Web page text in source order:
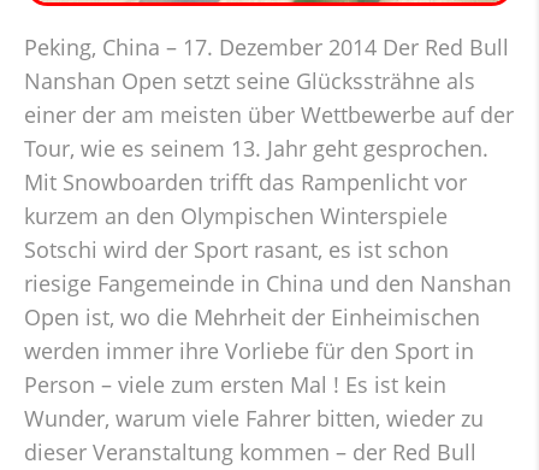
Peking, China – 17. Dezember 2014 Der Red Bull
Nanshan Open setzt seine Glückssträhne als
einer der am meisten über Wettbewerbe auf der
Tour, wie es seinem 13. Jahr geht gesprochen.
Mit Snowboarden trifft das Rampenlicht vor
kurzem an den Olympischen Winterspiele
Sotschi wird der Sport rasant, es ist schon
riesige Fangemeinde in China und den Nanshan
Open ist, wo die Mehrheit der Einheimischen
werden immer ihre Vorliebe für den Sport in
Person – viele zum ersten Mal ! Es ist kein
Wunder, warum viele Fahrer bitten, wieder zu
dieser Veranstaltung kommen – der Red Bull